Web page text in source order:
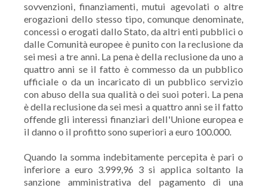
sovvenzioni, finanziamenti, mutui agevolati o altre
erogazioni dello stesso tipo, comunque denominate,
concessi o erogati dallo Stato, da altri enti pubblici o
dalle Comunità europee è punito con la reclusione da
sei mesi a tre anni. La pena è della reclusione da uno a
quattro anni se il fatto è commesso da un pubblico
ufficiale o da un incaricato di un pubblico servizio
con abuso della sua qualità o dei suoi poteri. La pena
è della reclusione da sei mesi a quattro anni se il fatto
offende gli interessi finanziari dell'Unione europea e
il danno o il profitto sono superiori a euro 100.000.
Quando la somma indebitamente percepita è pari o
inferiore a euro 3.999,96 3 si applica soltanto la
sanzione amministrativa del pagamento di una